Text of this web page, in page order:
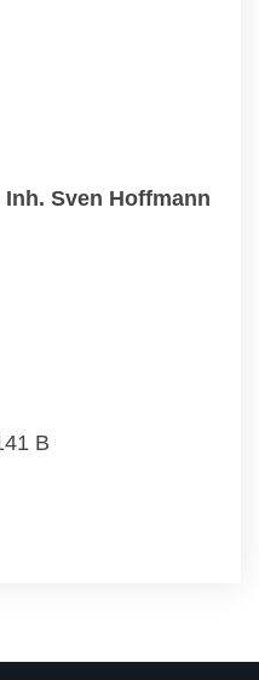
Sven Hoffmann
B